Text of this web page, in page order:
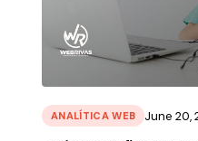
ANALÍTICA WEB June 20,